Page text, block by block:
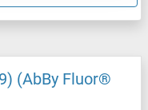
(AbBy Fluor®